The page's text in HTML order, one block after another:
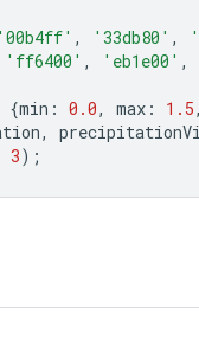
'00b4ff' , '33db80' ,
'ff6400' , 'eb1e00' ,
{min : 0.0, max : 1.5
,
3);